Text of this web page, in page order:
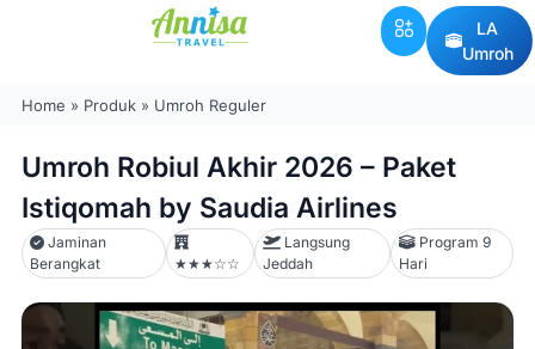
LA
Umroh
Home » Produk » Umroh Reguler
Umroh Robiul Akhir 2026 – Paket
Istiqomah by Saudia Airlines
Jaminan
Berangkat
★★★☆☆
Langsung
Jeddah
Program 9
Hari